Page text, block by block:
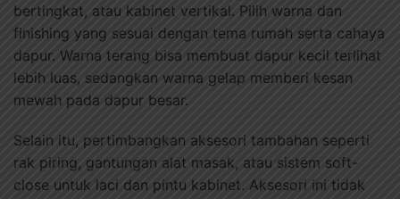
bertingkat, atau kabinet vertikal. Pilih warna dan
finishing yang sesuai dengan tema rumah serta cahaya
dapur. Warna terang bisa membuat dapur kecil terlihat
lebih luas, sedangkan warna gelap memberi kesan
mewah pada dapur besar.
Selain itu, pertimbangkan aksesori tambahan seperti
rak piring, gantungan alat masak, atau sistem soft-
close untuk laci dan pintu kabinet. Aksesori ini tidak